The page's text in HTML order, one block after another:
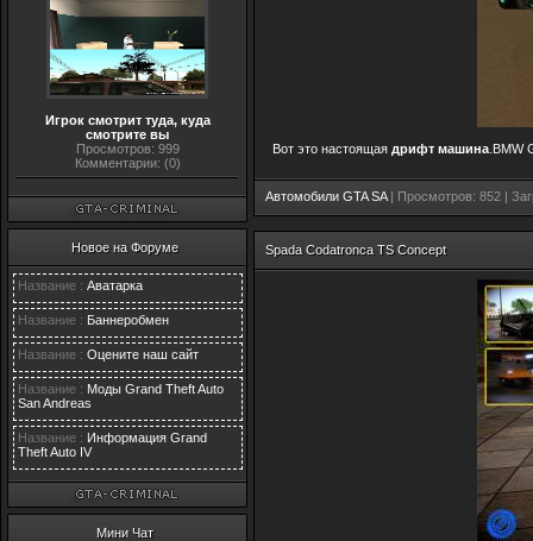
Игрок смотрит туда, куда
смотрите вы
Просмотров: 999
Комментарии: (0)
Новое на Форуме
Название : Аватарка
Название : Баннеробмен
Название : Оцените наш сайт
Название : Моды Grand Theft Auto
San Andreas
Название : Информация Grand
Theft Auto IV
Мини Чат
Вот это настоящая дрифт машина .BMW
Автомобили GTA SA| Просмотров: 852 |
Spada Codatronca TS Concept